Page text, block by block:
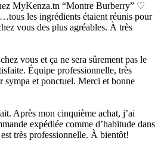
MyKenza.tn “Montre Burberry” ♡
les ingrédients étaient réunis pour
vous des plus agréables. À très
vous et ça ne sera sûrement pas le
Équipe professionnelle, très
sympa et ponctuel. Merci et bonne
Après mon cinquième achat, j’ai
expédiée comme d’habitude dans
très professionnelle. À bientôt!